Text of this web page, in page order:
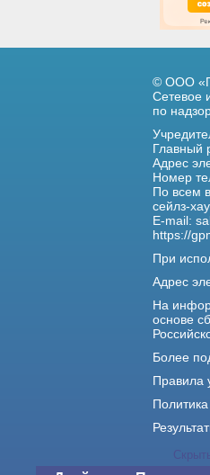
© ООО
Сетевое
по
Главный
Адрес
Номер
По всем
сейлз-
E-mail:
https://
При
Адрес
На
основе
Более
Правила